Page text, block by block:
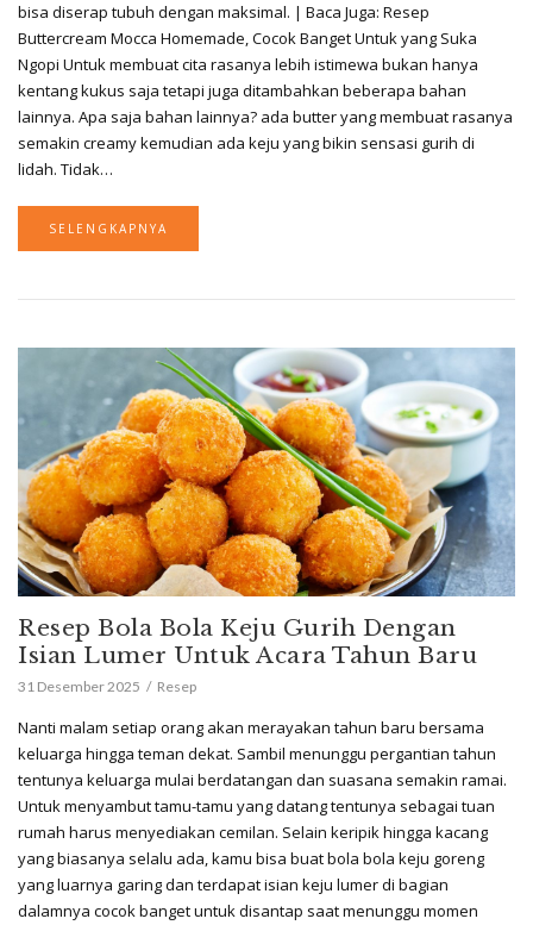
bisa diserap tubuh dengan maksimal. | Baca Juga: Resep
Buttercream Mocca Homemade, Cocok Banget Untuk yang Suka
Ngopi Untuk membuat cita rasanya lebih istimewa bukan hanya
kentang kukus saja tetapi juga ditambahkan beberapa bahan
lainnya. Apa saja bahan lainnya? ada butter yang membuat rasanya
semakin creamy kemudian ada keju yang bikin sensasi gurih di
lidah. Tidak…
SELENGKAPNYA
Resep Bola Bola Keju Gurih Dengan
Isian Lumer Untuk Acara Tahun Baru
31 Desember 2025 Resep
Nanti malam setiap orang akan merayakan tahun baru bersama
keluarga hingga teman dekat. Sambil menunggu pergantian tahun
tentunya keluarga mulai berdatangan dan suasana semakin ramai.
Untuk menyambut tamu-tamu yang datang tentunya sebagai tuan
rumah harus menyediakan cemilan. Selain keripik hingga kacang
yang biasanya selalu ada, kamu bisa buat bola bola keju goreng
yang luarnya garing dan terdapat isian keju lumer di bagian
dalamnya cocok banget untuk disantap saat menunggu momen